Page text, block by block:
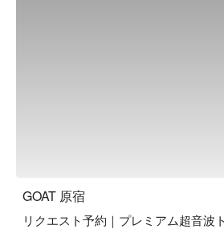
GOAT 原宿
リクエスト予約｜プレミアム超音波